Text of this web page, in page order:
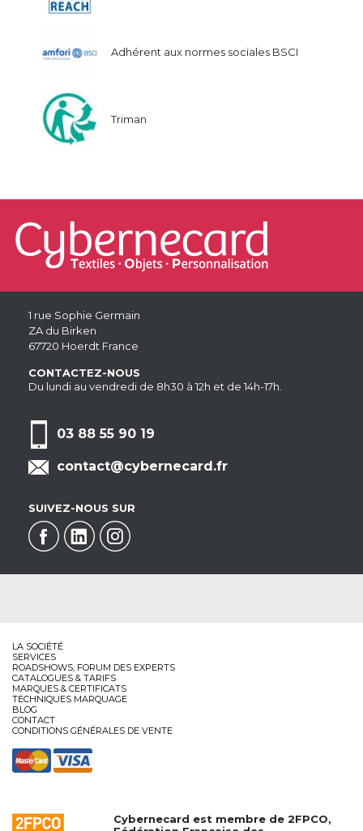
Adhérent aux normes sociales BSCI
Triman
1 rue Sophie Germain
ZA du Birken
67720 Hoerdt France
CONTACTEZ-NOUS
Du lundi au vendredi de 8h30 à 12h et de 14h-17h.
03 88 55 90 19
contact@cybernecard.fr
SUIVEZ-NOUS SUR
LA SOCIÉTÉ
SERVICES
ROADSHOWS, FORUM DES EXPERTS
CATALOGUES & TARIFS
MARQUES & CERTIFICATS
TECHNIQUES MARQUAGE
BLOG
CONTACT
CONDITIONS GÉNÉRALES DE VENTE
Cybernecard est membre de2FPCO,